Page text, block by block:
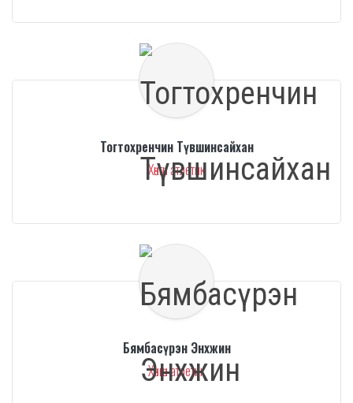
Тогтохренчин Түвшинсайхан
Хөнгөн атлетик
Бямбасүрэн Энхжин
Хөнгөн атлетик